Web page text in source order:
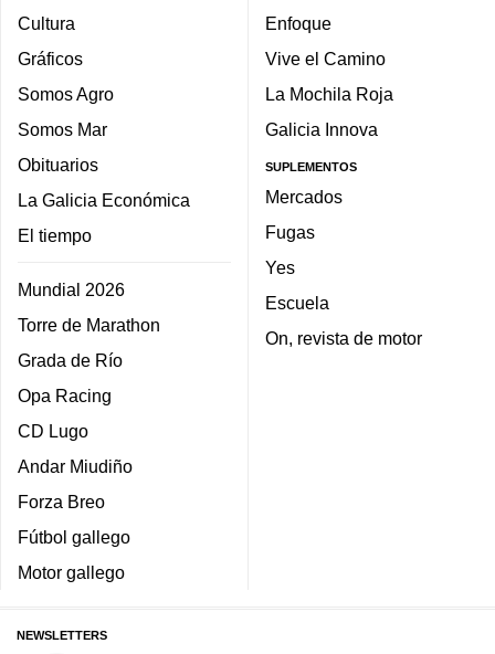
Cultura
Gráficos
Somos Agro
Somos Mar
Obituarios
La Galicia Económica
El tiempo
Mundial 2026
Torre de Marathon
Grada de Río
Opa Racing
CD Lugo
Andar Miudiño
Forza Breo
Fútbol gallego
Motor gallego
Enfoque
Vive el Camino
La Mochila Roja
Galicia Innova
SUPLEMENTOS
Mercados
Fugas
Yes
Escuela
On, revista de motor
NEWSLETTERS